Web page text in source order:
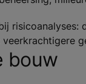
veerkrachtigere
bouw